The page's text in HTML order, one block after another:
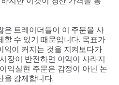
은 트레이더들이 이 주문을 사
할 수 있기 때문입니다. 목표가
익이 커지는 것을 지켜보다가
장이 반전하면 이익이 사라지
익실현 주문은 감정이 아닌 논
을 강제합니다.